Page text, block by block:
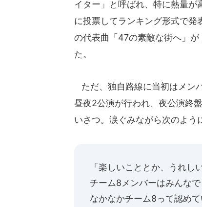
イター」と呼ばれ、特に熱量
に投票してランキング形式で
の代表曲「47の素敵な街へ」
た。
ただ、独自路線に当初はメン
昼夜2公演が行われ、夜公演終
いさつ。涙ぐみながら次のよう
「楽しいこととか、うれ
チーム8メンバーはみんな
なかなかチーム8って認め